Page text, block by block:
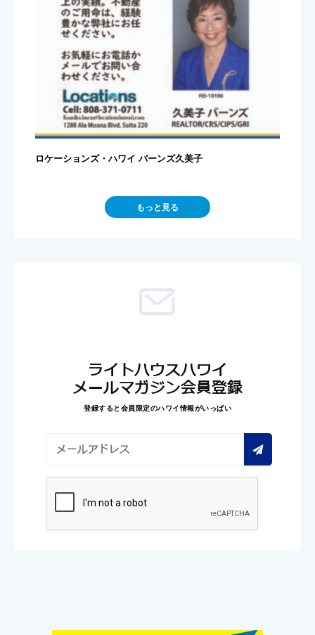
ロケーションズ・ハワイ バーンズ久美子
もっと見る
ライトハウスハワイ
メールマガジン会員登録
登録すると会員限定のハワイ情報がいっぱい